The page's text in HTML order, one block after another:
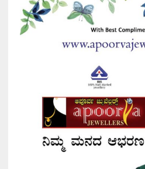
e
r